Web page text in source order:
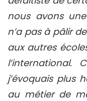
nous avons
n’a pas à pâlir
aux autres
l’international.
j’évoquais plus
au métier de